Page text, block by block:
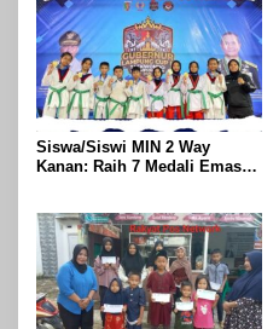
Siswa/Siswi MIN 2 Way
Kanan: Raih 7 Medali Emas
Taekwondo Championship
2026